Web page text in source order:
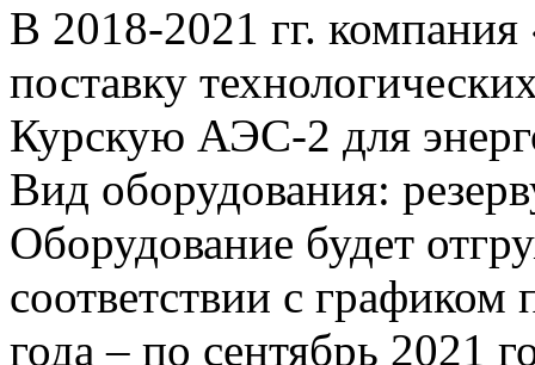
В 2018-2021 гг.
поставку
Курскую АЭС-2 для
Вид оборудования:
Оборудование будет
соответствии с графиком
года – по сентябрь 2021